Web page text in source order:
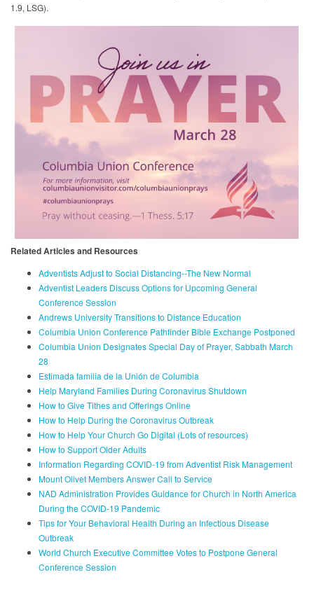
1.9, LSG).
Related Articles and Resources
Adventists Adjust to Social Distancing--The New Normal
Adventist Leaders Discuss Options for Upcoming General
Conference Session
Andrews University Transitions to Distance Education
Columbia Union Conference Pathfinder Bible Exchange Postponed
Columbia Union Designates Special Day of Prayer, Sabbath March
28
Estimada familia de la Unión de Columbia
Help Maryland Families During Coronavirus Shutdown
How to Give Tithes and Offerings Online
How to Help During the Coronavirus Outbreak
How to Help Your Church Go Digital (Lots of resources)
How to Support Older Adults
Information Regarding COVID-19 from Adventist Risk Management
Mount Olivet Members Answer Call to Service
NAD Administration Provides Guidance for Church in North America
During the COVID-19 Pandemic
Tips for Your Behavioral Health During an Infectious Disease
Outbreak
World Church Executive Committee Votes to Postpone General
Conference Session